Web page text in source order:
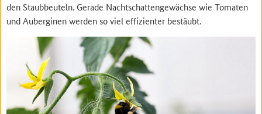
den Staubbeuteln. Gerade Nachtschattengewächse wie Tomaten
und Auberginen werden so viel effizienter bestäubt.